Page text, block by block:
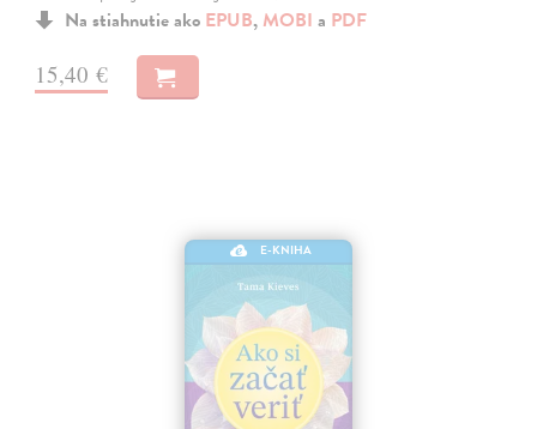
Na stiahnutie ako EPUB, MOBI a PDF
15,40 €
E-KNIHA